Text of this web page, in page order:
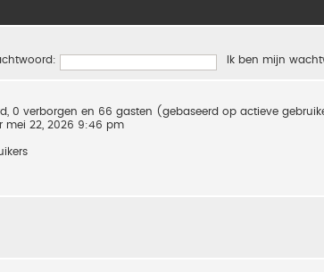
Ik ben mijn
0 verborgen en 66 gasten (gebaseerd op actieve
mei 22, 2026 9:46 pm